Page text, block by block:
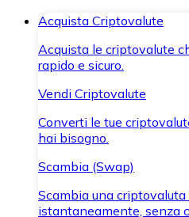
Acquista Criptovalute
Acquista le criptovalute
rapido e sicuro.
Vendi Criptovalute
Converti le tue
hai bisogno.
Scambia (Swap)
Scambia una
istantaneamente, senza